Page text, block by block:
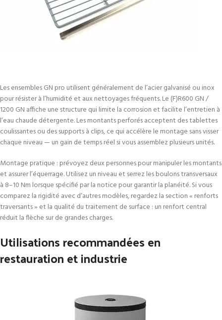
Les ensembles GN pro utilisent généralement de l’acier galvanisé ou inox
pour résister à l’humidité et aux nettoyages fréquents. Le (F)R600 GN /
1200 GN affiche une structure qui limite la corrosion et facilite l’entretien à
l’eau chaude détergente. Les montants perforés acceptent des tablettes
coulissantes ou des supports à clips, ce qui accélère le montage sans visser
chaque niveau — un gain de temps réel si vous assemblez plusieurs unités.
Montage pratique : prévoyez deux personnes pour manipuler les montants
et assurer l’équerrage. Utilisez un niveau et serrez les boulons transversaux
à 8–10 Nm lorsque spécifié par la notice pour garantir la planéité. Si vous
comparez la rigidité avec d’autres modèles, regardez la section « renforts
traversants » et la qualité du traitement de surface : un renfort central
réduit la flèche sur de grandes charges.
Utilisations recommandées en
restauration et industrie